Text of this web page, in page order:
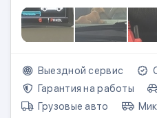
Выездной сервис
Гарантия на работы
Грузовые авто